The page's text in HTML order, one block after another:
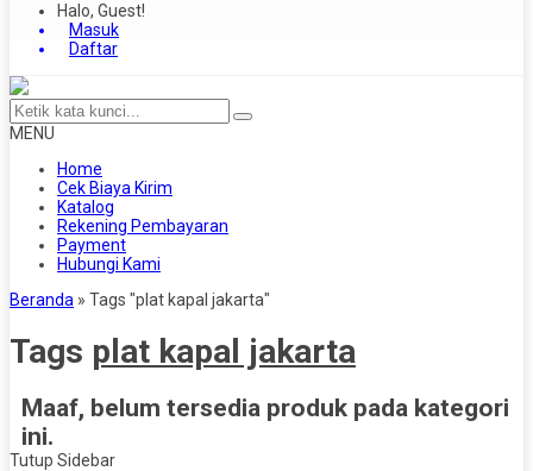
Halo, Guest!
Masuk
Daftar
MENU
Home
Cek Biaya Kirim
Katalog
Rekening Pembayaran
Payment
Hubungi Kami
Beranda » Tags "plat kapal jakarta"
Tags plat kapal jakarta
Maaf, belum tersedia produk pada kategori
ini.
Tutup Sidebar